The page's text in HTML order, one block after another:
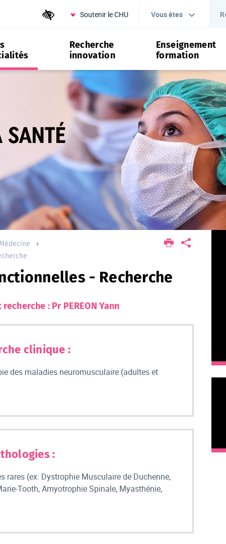
Outils d'accessibilité
Soutenir le CHU Vous êtes
Recherche
innovation
Enseignement
formation
Médecine
- Recherche
: Pr PEREON Yann
clinique :
des maladies neuromusculaire (adultes et
:
rares (ex: Dystrophie Musculaire de Duchenne,
Tooth, Amyotrophie Spinale, Myasthénie,